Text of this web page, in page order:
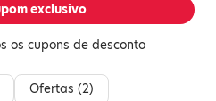
exclusivo
os cupons de desconto
Ofertas (2)